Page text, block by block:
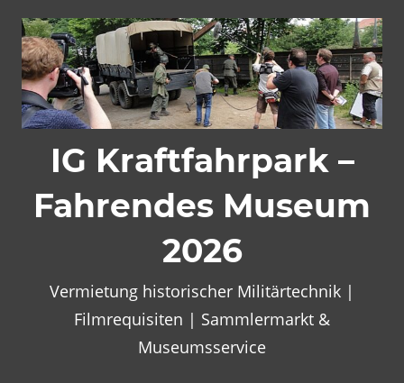
Inhalt
springen
IG Kraftfahrpark –
Fahrendes Museum
2026
Vermietung historischer Militärtechnik |
Filmrequisiten | Sammlermarkt &
Museumsservice